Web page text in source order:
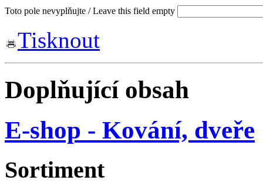
Toto pole nevyplňujte / Leave this field empty
Tisknout
Doplňující obsah
E-shop - Kování, dveře
Sortiment